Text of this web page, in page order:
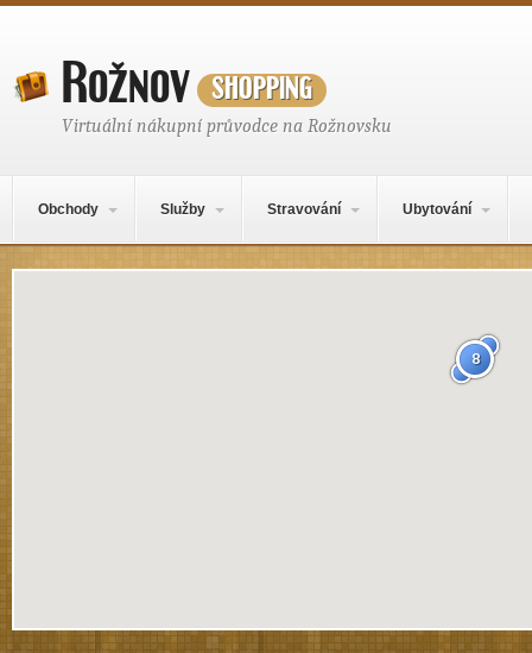
Rožnovshopping
Virtuální nákupní průvodce na Rožnovsku
Obchody Služby Stravování Ubytování
Mapa obsahu
8